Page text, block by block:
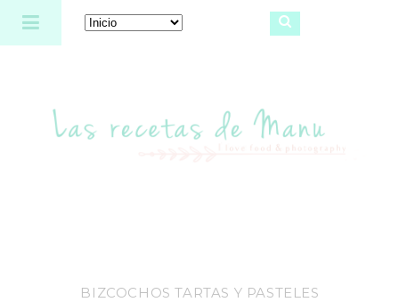
Las recetas de Manu
BIZCOCHOS TARTAS Y PASTELES